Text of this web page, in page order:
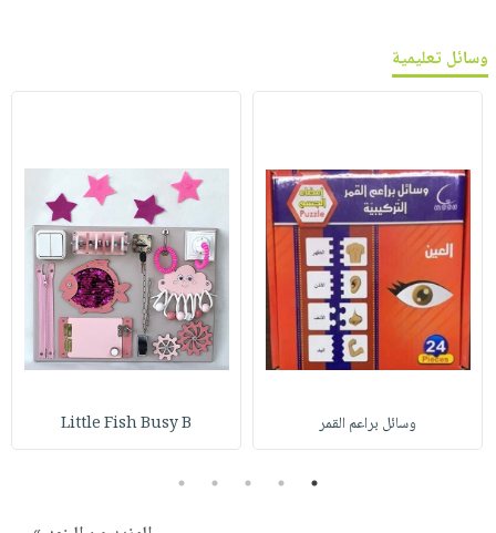
وسائل تعليمية
وسائل براعم القمر Little Fish Busy B
1
2
3
4
5